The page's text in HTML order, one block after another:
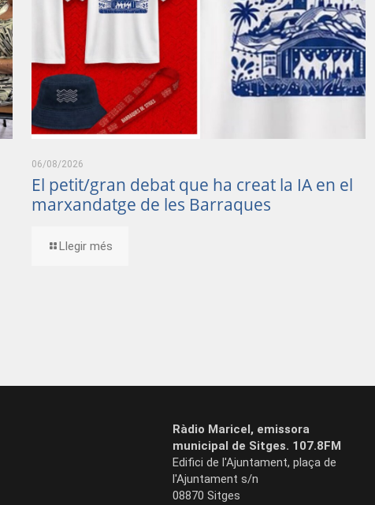
06/08/2026
El petit/gran debat que ha creat la IA en el
marxandatge de les Barraques
Llegir més
Ràdio Maricel, emissora
municipal de Sitges. 107.8FM
Edifici de l'Ajuntament, plaça de
l'Ajuntament s/n
08870 Sitges